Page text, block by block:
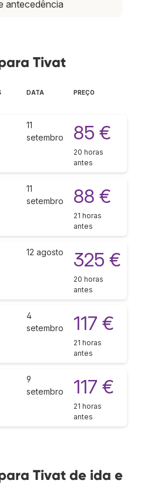
antecedência
Tivat
DATA PREÇO
11
setembro
85 €
20 horas
antes
11
setembro
88 €
21 horas
antes
12 agosto 325 €
20 horas
antes
4
setembro
117 €
21 horas
antes
9
setembro
117 €
21 horas
antes
Tivat de ida e